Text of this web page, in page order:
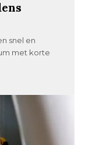
snel en
met korte